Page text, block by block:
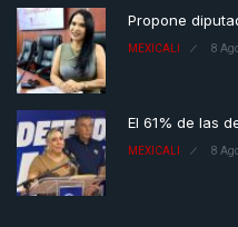
Propone
MEXICALI 8
El 61% de las
MEXICALI 8